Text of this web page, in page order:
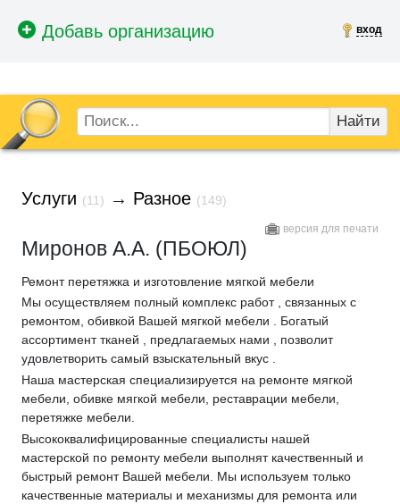
вход
Найти
Услуги (11) → Разное (149)
версия для печати
Миронов А.А. (ПБОЮЛ)
Ремонт перетяжка и изготовление мягкой мебели
Мы осуществляем полный комплекс работ , связанных с
ремонтом, обивкой Вашей мягкой мебели . Богатый
ассортимент тканей , предлагаемых нами , позволит
удовлетворить самый взыскательный вкус .
Наша мастерская специализируется на ремонте мягкой
мебели, обивке мягкой мебели, реставрации мебели,
перетяжке мебели.
Высококвалифицированные специалисты нашей
мастерской по ремонту мебели выполнят качественный и
быстрый ремонт Вашей мебели. Мы используем только
качественные материалы и механизмы для ремонта или